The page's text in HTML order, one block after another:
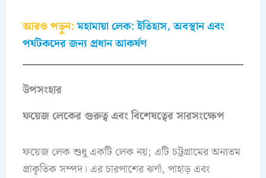
আরও পড়ুন:মহামায়া লেক: ইতিহাস, অবস্থান এবং
পর্যটকদের জন্য প্রধান আকর্ষণ
উপসংহার
ফয়েজ লেকের গুরুত্ব এবং বিশেষত্বের সারসংক্ষেপ
ফয়েজ লেক শুধু একটি লেক নয়; এটি চট্টগ্রামের অন্যতম
প্রাকৃতিক সম্পদ। এর চারপাশের ঝর্ণা, পাহাড় এবং